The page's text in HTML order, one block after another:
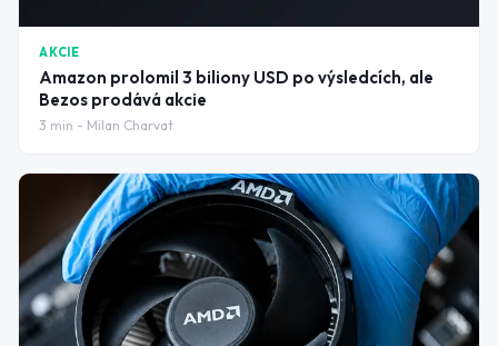
AKCIE
Amazon prolomil 3 biliony USD po výsledcích, ale
Bezos prodává akcie
3 min - Milan Charvat